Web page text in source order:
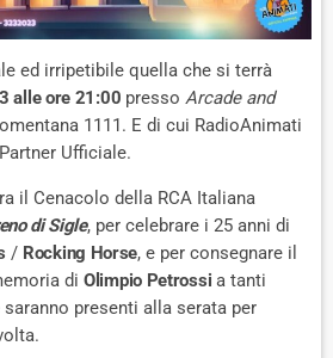
ed irripetibile quella che si terrà
alle ore 21:00 pressoArcade and
1111. E di cui RadioAnimati
Ufficiale.
il Cenacolo della RCA Italiana
di Sigle, per celebrare i 25 anni di
/ Rocking Horse, e per consegnare il
di Olimpio Petrossi a tanti
presenti alla serata per